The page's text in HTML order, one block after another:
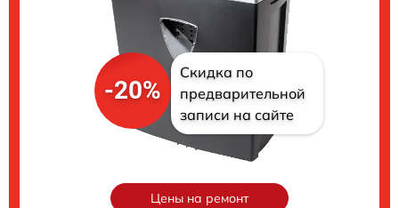
-20%
Скидка по
предварительной
записи на сайте
Цены на ремонт